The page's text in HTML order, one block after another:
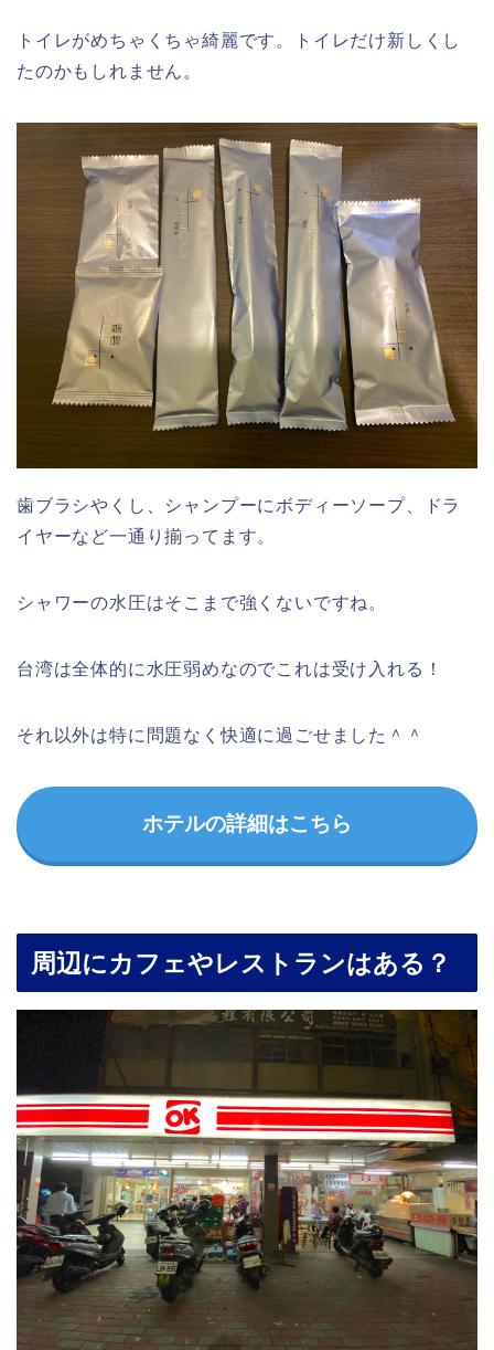
トイレがめちゃくちゃ綺麗です。トイレだけ新しくし
たのかもしれません。
歯ブラシやくし、シャンプーにボディーソープ、ドラ
イヤーなど一通り揃ってます。
シャワーの水圧はそこまで強くないですね。
台湾は全体的に水圧弱めなのでこれは受け入れる！
それ以外は特に問題なく快適に過ごせました＾＾
ホテルの詳細はこちら
周辺にカフェやレストランはある？